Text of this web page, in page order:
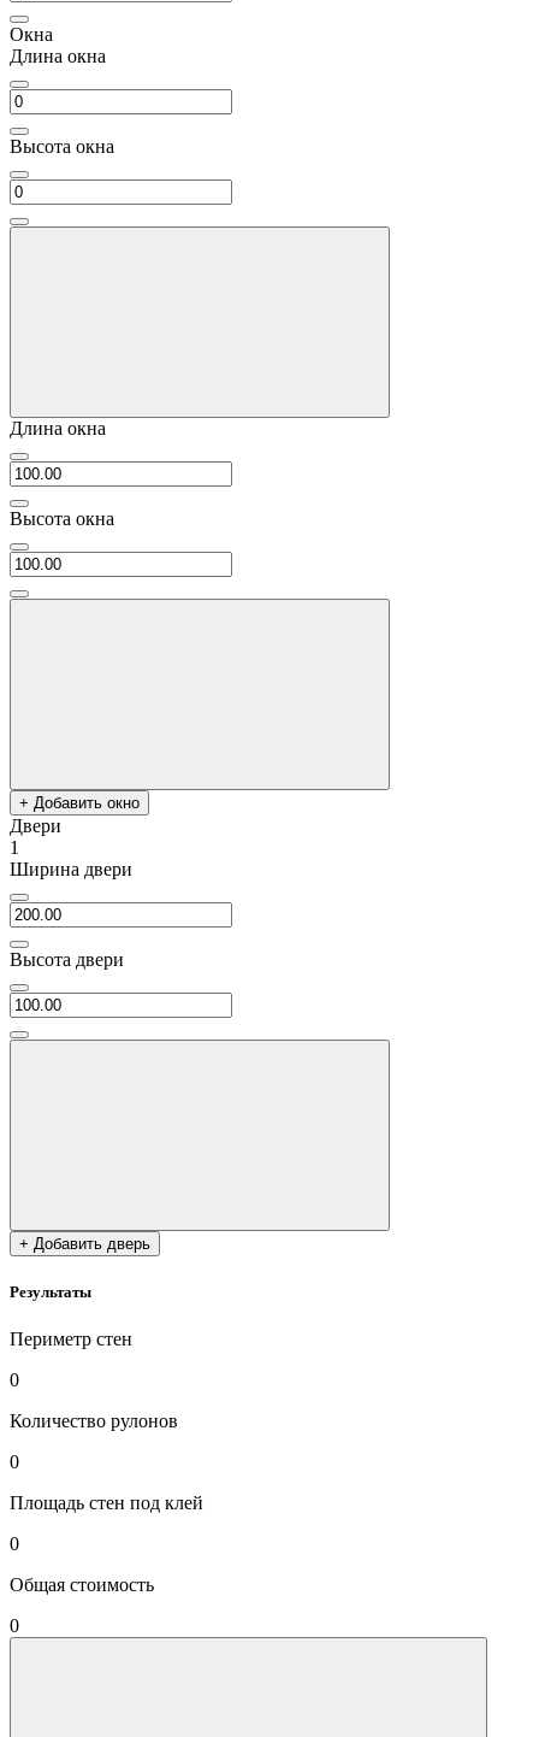
Окна
Длина окна
Высота окна
Длина окна
Высота окна
+ Добавить окно
Двери
1
Ширина двери
Высота двери
+ Добавить дверь
Результаты
Периметр стен
0
Количество рулонов
0
Площадь стен под клей
0
Общая стоимость
0